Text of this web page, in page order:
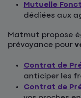
Mutuelle
dédiées aux
Matmut propose
prévoyance pour
Contrat de
anticiper les
Contrat de